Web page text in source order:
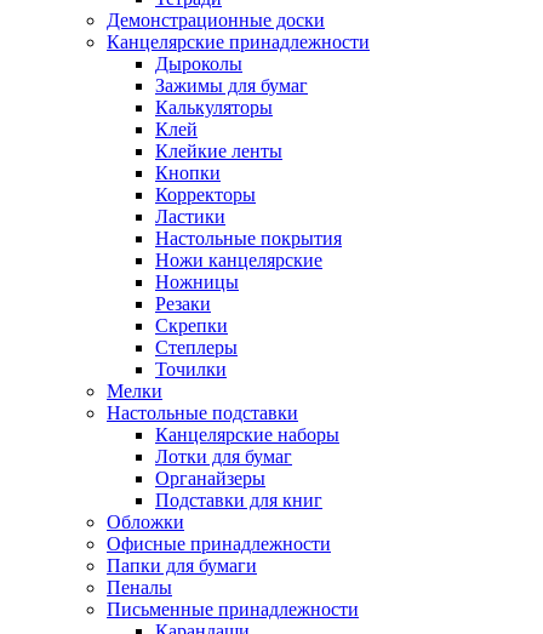
Демонстрационные доски
Канцелярские принадлежности
Дыроколы
Зажимы для бумаг
Калькуляторы
Клей
Клейкие ленты
Кнопки
Корректоры
Ластики
Настольные покрытия
Ножи канцелярские
Ножницы
Резаки
Скрепки
Степлеры
Точилки
Мелки
Настольные подставки
Канцелярские наборы
Лотки для бумаг
Органайзеры
Подставки для книг
Обложки
Офисные принадлежности
Папки для бумаги
Пеналы
Письменные принадлежности